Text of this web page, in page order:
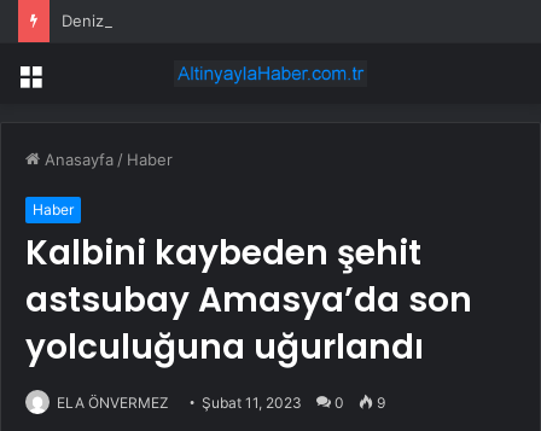
Menü
Anasayfa / Haber
Haber
Kalbini kaybeden şehit
astsubay Amasya’da son
yolculuğuna uğurlandı
ELA ÖNVERMEZ Şubat 11, 2023 0 9